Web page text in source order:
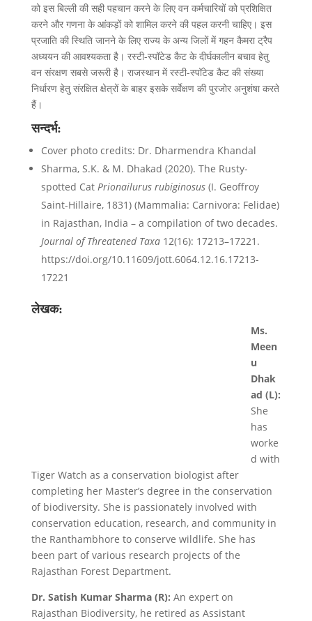
को इस बिल्ली की सही पहचान करने के लिए वन कर्मचारियों को प्रशिक्षित
करने और गणना के आंकड़ों को शामिल करने की पहल करनी चाहिए। इस
प्रजाति की स्थिति जानने के लिए राज्य के अन्य जिलों में गहन कैमरा ट्रैप
अध्ययन की आवश्यकता है। रस्टी-स्पॉटेड कैट के दीर्घकालीन बचाव हेतु
वन संरक्षण सबसे जरूरी है। राजस्थान में रस्टी-स्पॉटेड कैट की संख्या
निर्धारण हेतु संरक्षित क्षेत्रों के बाहर इसके सर्वेक्षण की पुरजोर अनुशंषा करते
हैं।
सन्दर्भ:
Cover photo credits: Dr. Dharmendra Khandal
Sharma, S.K. & M. Dhakad (2020). The Rusty-
spotted Cat Prionailurus rubiginosus (I. Geoffroy
Saint-Hillaire, 1831) (Mammalia: Carnivora: Felidae)
in Rajasthan, India – a compilation of two decades.
Journal of Threatened Taxa 12(16): 17213–17221.
https://doi.org/10.11609/jott.6064.12.16.17213-
17221
लेखक:
Ms.
Meen
u
Dhak
ad (L):
She
has
worke
d with
Tiger Watch as a conservation biologist after
completing her Master’s degree in the conservation
of biodiversity. She is passionately involved with
conservation education, research, and community in
the Ranthambhore to conserve wildlife. She has
been part of various research projects of the
Rajasthan Forest Department.
Dr. Satish Kumar Sharma (R): An expert on
Rajasthan Biodiversity, he retired as Assistant